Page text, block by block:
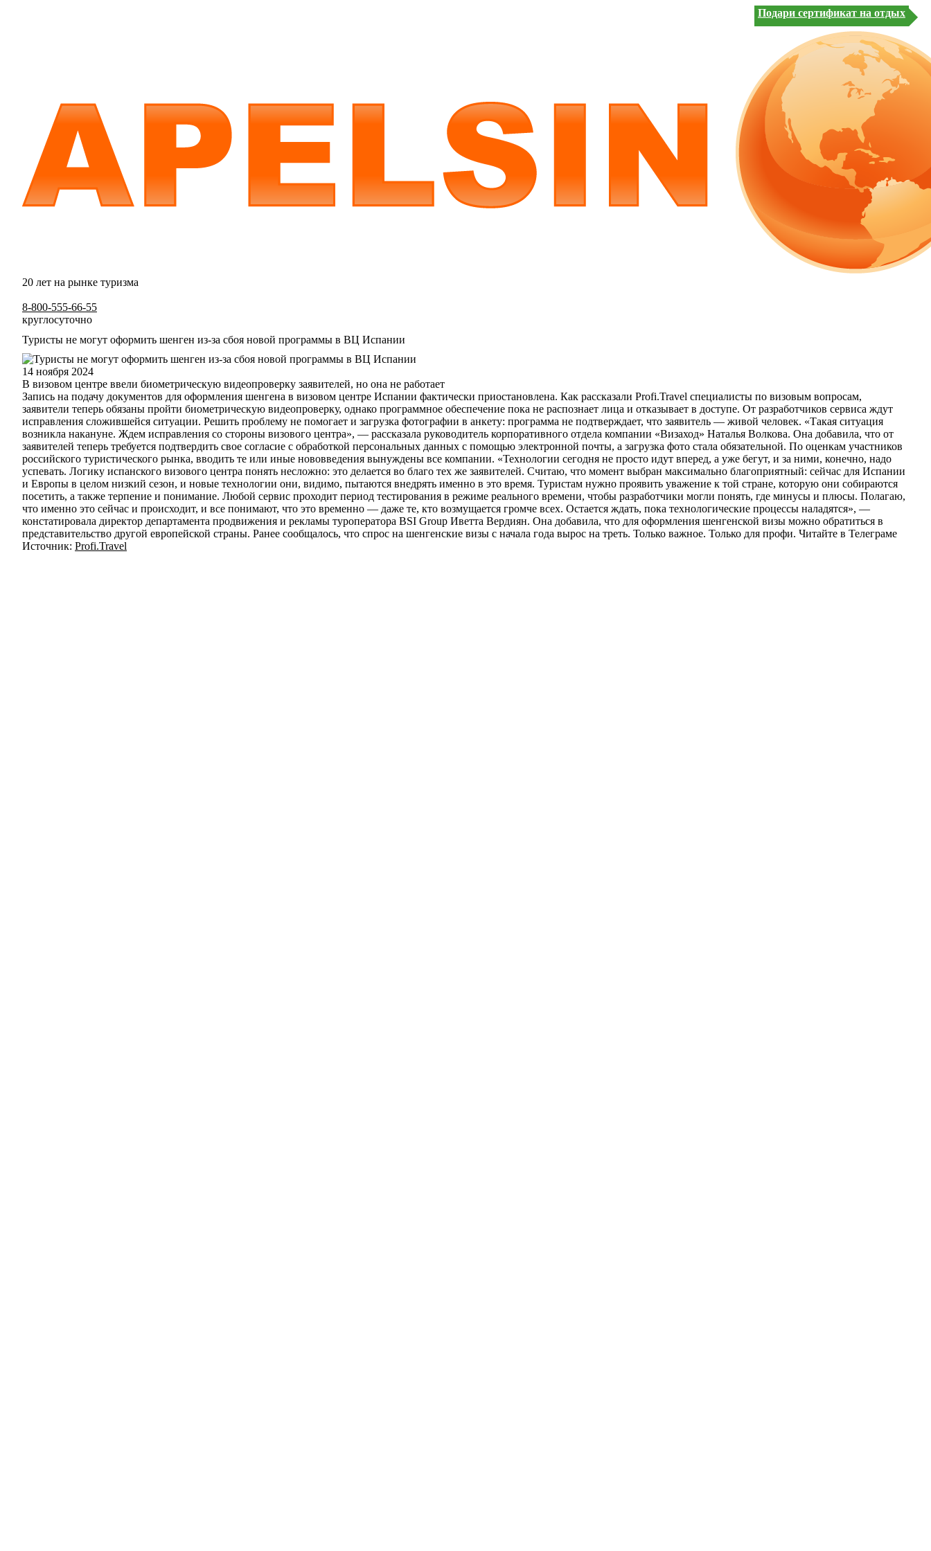
Подари сертификат на отдых
20 лет на рынке туризма
8-800-555-66-55
круглосуточно
Туристы не могут оформить шенген из-за сбоя новой программы в ВЦ Испании
14 ноября 2024
В визовом центре ввели биометрическую видеопроверку заявителей, но она не работает
Запись на подачу документов для оформления шенгена в визовом центре Испании фактически приостановлена. Как рассказали Profi.Travel специалисты по визовым вопросам,
заявители теперь обязаны пройти биометрическую видеопроверку, однако программное обеспечение пока не распознает лица и отказывает в доступе. От разработчиков сервиса ждут
исправления сложившейся ситуации. Решить проблему не помогает и загрузка фотографии в анкету: программа не подтверждает, что заявитель — живой человек. «Такая ситуация
возникла накануне. Ждем исправления со стороны визового центра», — рассказала руководитель корпоративного отдела компании «Визаход» Наталья Волкова. Она добавила, что от
заявителей теперь требуется подтвердить свое согласие с обработкой персональных данных с помощью электронной почты, а загрузка фото стала обязательной. По оценкам участников
российского туристического рынка, вводить те или иные нововведения вынуждены все компании. «Технологии сегодня не просто идут вперед, а уже бегут, и за ними, конечно, надо
успевать. Логику испанского визового центра понять несложно: это делается во благо тех же заявителей. Считаю, что момент выбран максимально благоприятный: сейчас для Испании
и Европы в целом низкий сезон, и новые технологии они, видимо, пытаются внедрять именно в это время. Туристам нужно проявить уважение к той стране, которую они собираются
посетить, а также терпение и понимание. Любой сервис проходит период тестирования в режиме реального времени, чтобы разработчики могли понять, где минусы и плюсы. Полагаю,
что именно это сейчас и происходит, и все понимают, что это временно — даже те, кто возмущается громче всех. Остается ждать, пока технологические процессы наладятся», —
констатировала директор департамента продвижения и рекламы туроператора BSI Group Иветта Вердиян. Она добавила, что для оформления шенгенской визы можно обратиться в
представительство другой европейской страны. Ранее сообщалось, что спрос на шенгенские визы с начала года вырос на треть. Только важное. Только для профи.​ Читайте в Телеграме
Источник: Profi.Travel